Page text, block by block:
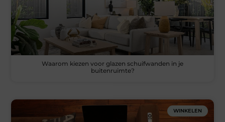
Waarom kiezen voor glazen schuifwanden in je
buitenruimte?
WINKELEN